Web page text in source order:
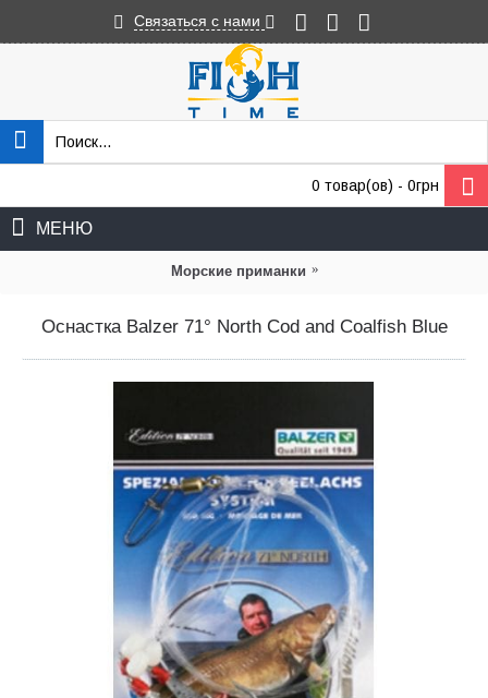
Связаться с нами
0 товар(ов) - 0грн
МЕНЮ
Морские приманки
Оснастка Balzer 71° North Cod and Coalfish Blue